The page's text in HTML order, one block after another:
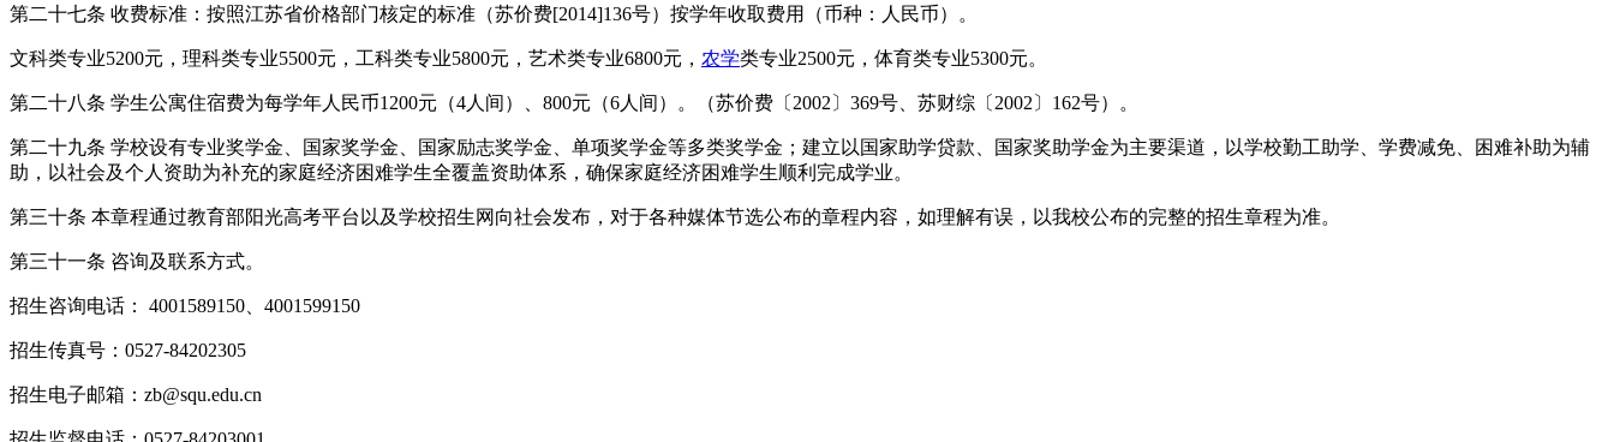
第二十七条 收费标准：按照江苏省价格部门核定的标准（苏价费[2014]136号）按学年收取费用（币种：人民币）。
文科类专业5200元，理科类专业5500元，工科类专业5800元，艺术类专业6800元， 农学类专业2500元，体育类专业5300元。
第二十八条 学生公寓住宿费为每学年人民币1200元（4人间）、800元（6人间）。（苏价费〔2002〕369号、苏财综〔2002〕162号）。
第二十九条 学校设有专业奖学金、国家奖学金、国家励志奖学金、单项奖学金等多类奖学金；建立以国家助学贷款、国家奖助学金为主要渠道，以学校勤工助学、学费减免、困难补助为辅
助，以社会及个人资助为补充的家庭经济困难学生全覆盖资助体系，确保家庭经济困难学生顺利完成学业。
第三十条 本章程通过教育部阳光高考平台以及学校招生网向社会发布，对于各种媒体节选公布的章程内容，如理解有误，以我校公布的完整的招生章程为准。
第三十一条 咨询及联系方式。
招生咨询电话： 4001589150、4001599150
招生传真号：0527-84202305
招生电子邮箱： zb@squ.edu.cn